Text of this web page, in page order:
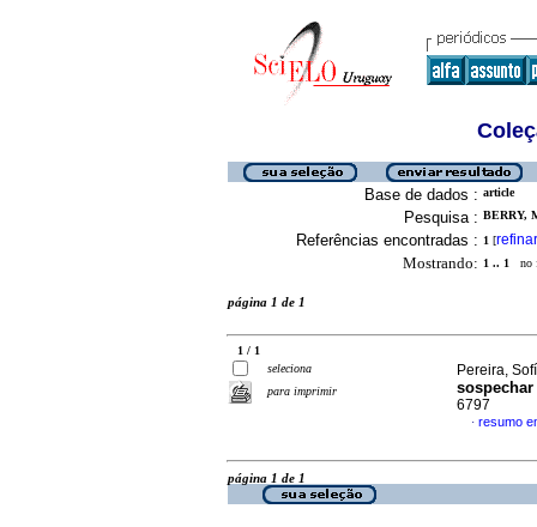
Base de dados : article
Pesquisa : BERRY,
Referências encontradas : 1 [refinar
Mostrando: 1 .. 1 no
página 1 de 1
1 / 1
seleciona
para imprimir
Pereira,
6797
· resumo
página 1 de 1